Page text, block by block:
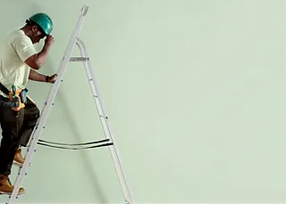
her köşede. Yürüyen ölülere
direnmek ve mümkün
olduğunca çok sayıda insan
kurtarmak için elinden geleni
yapmalısın. Daha önce
oynadığınız hiçbir şeye
benzemeyen yepyeni bir oyun
deneyimi